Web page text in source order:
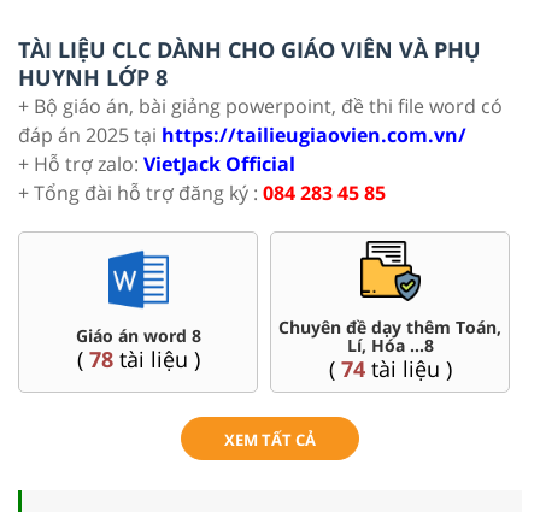
TÀI LIỆU CLC DÀNH CHO GIÁO VIÊN VÀ PHỤ
HUYNH LỚP 8
+ Bộ giáo án, bài giảng powerpoint, đề thi file word có
đáp án 2025 tại https://tailieugiaovien.com.vn/
+ Hỗ trợ zalo: VietJack Official
+ Tổng đài hỗ trợ đăng ký : 084 283 45 85
Giáo án word 8
( 78tài liệu )
Chuyên đề dạy thêm Toán,
Lí, Hóa ...8
( 74tài liệu )
XEM TẤT CẢ